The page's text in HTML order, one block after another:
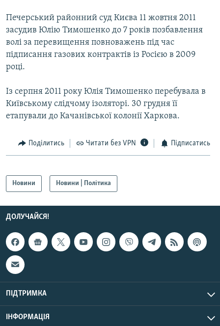
Печерський районний суд Києва 11 жовтня 2011
засудив Юлію Тимошенко до 7 років позбавлення
волі за перевищення повноважень під час
підписання газових контрактів із Росією в 2009
році.
Із серпня 2011 року Юлія Тимошенко перебувала в
Київському слідчому ізоляторі. 30 грудня її
етапували до Качанівської колонії Харкова.
Поділитись Читати без VPN Підписатись
Новини Новини | Політика
ДОЛУЧАЙСЯ!
ПІДТРИМКА
ІНФОРМАЦІЯ